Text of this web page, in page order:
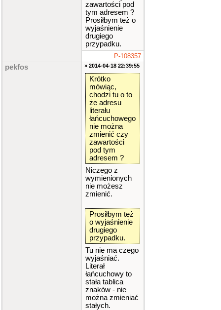
zawartości pod
tym adresem ?
Prosiłbym też o
wyjaśnienie
drugiego
przypadku.
P-108357
pekfos » 2014-04-18 22:39:55
Krótko
mówiąc,
chodzi tu o to
że adresu
literału
łańcuchowego
nie można
zmienić czy
zawartości
pod tym
adresem ?
Niczego z
wymienionych
nie możesz
zmienić.
Prosiłbym też
o wyjaśnienie
drugiego
przypadku.
Tu nie ma czego
wyjaśniać.
Literał
łańcuchowy to
stała tablica
znaków - nie
można zmieniać
stałych.